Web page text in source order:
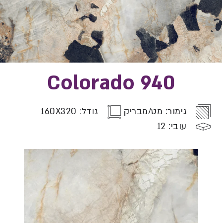
Colorado 940
גימור: מט/מבריק
גודל: 160X320
עובי: 12